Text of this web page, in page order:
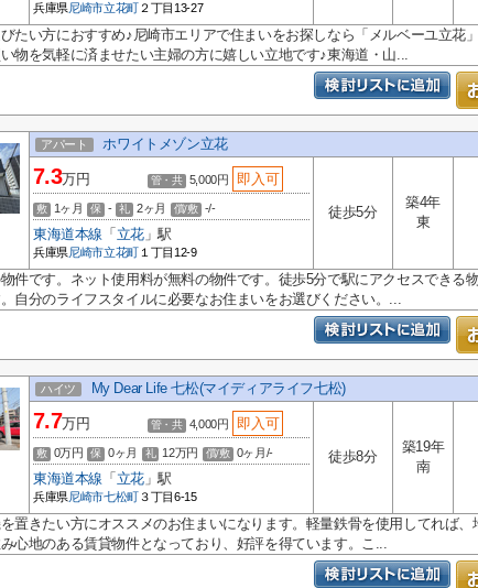
兵庫県尼崎市立花町 ２丁目13-27
たい方におすすめ♪尼崎市エリアで住まいをお探しなら「メルベーユ立花
物を気軽に済ませたい主婦の方に嬉しい立地です♪東海道・山...
アパート ホワイトメゾン立花
7.3万円 管・共 5,000円 即入可
敷 1ヶ月 保 - 礼 2ヶ月 償/敷 -/-
東海道本線 「 立花」駅
兵庫県尼崎市立花町 １丁目12-9
徒歩5分
築4年
東
件です。ネット使用料が無料の物件です。徒歩5分で駅にアクセスできる
自分のライフスタイルに必要なお住まいをお選びください。...
ハイツ My Dear Life 七松(マイディアライフ七松)
7.7万円 管・共 4,000円 即入可
敷 0万円 保 0ヶ月 礼 12万円 償/敷 0ヶ月/-
東海道本線 「 立花」駅
兵庫県尼崎市七松町 ３丁目6-15
徒歩8分
築19年
南
置きたい方にオススメのお住まいになります。軽量鉄骨を使用してれば
心地のある賃貸物件となっており、好評を得ています。こ...